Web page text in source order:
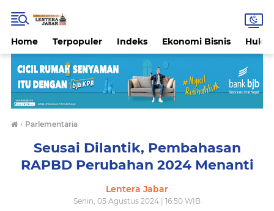
Home Terpopuler Indeks Ekonomi Bisnis
› Parlementaria
Seusai Dilantik, Pembahasan
RAPBD Perubahan 2024 Menanti
Lentera Jabar
Senin, 05 Agustus 2024 | 16:50 WIB